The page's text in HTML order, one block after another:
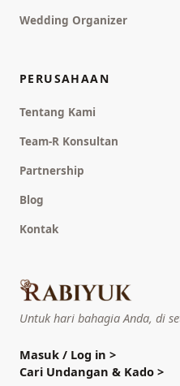
Wedding Organizer
PERUSAHAAN
Tentang Kami
Team-R Konsultan
Partnership
Blog
Kontak
Untuk hari bahagia Anda, di
Masuk / Log in >
Cari Undangan & Kado >